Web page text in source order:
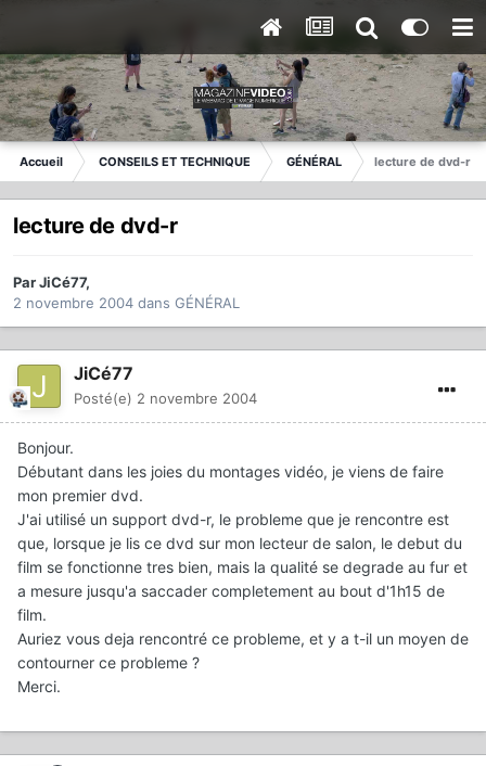
Accueil CONSEILS ET TECHNIQUE GÉNÉRAL lecture de dvd-r
lecture de dvd-r
ParJiCé77,
2 novembre 2004 dans GÉNÉRAL
JiCé77
Posté(e) 2 novembre 2004
Bonjour.
Débutant dans les joies du montages vidéo, je viens de faire
mon premier dvd.
J'ai utilisé un support dvd-r, le probleme que je rencontre est
que, lorsque je lis ce dvd sur mon lecteur de salon, le debut du
film se fonctionne tres bien, mais la qualité se degrade au fur et
a mesure jusqu'a saccader completement au bout d'1h15 de
film.
Auriez vous deja rencontré ce probleme, et y a t-il un moyen de
contourner ce probleme ?
Merci.